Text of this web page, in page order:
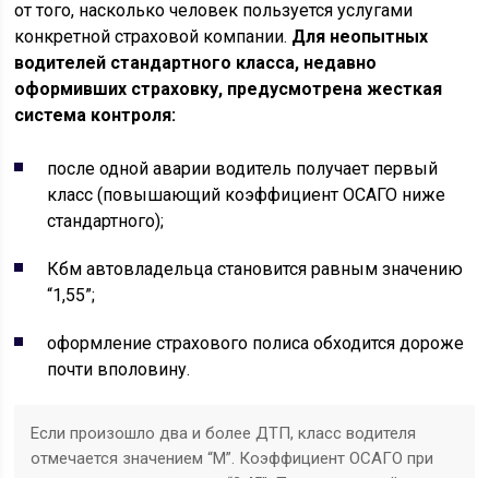
от того, насколько человек пользуется услугами
конкретной страховой компании. Для неопытных
водителей стандартного класса, недавно
оформивших страховку, предусмотрена жесткая
система контроля:
после одной аварии водитель получает первый
класс (повышающий коэффициент ОСАГО ниже
стандартного);
Кбм автовладельца становится равным значению
“1,55”;
оформление страхового полиса обходится дороже
почти вполовину.
Если произошло два и более ДТП, класс водителя
отмечается значением “М”. Коэффициент ОСАГО при